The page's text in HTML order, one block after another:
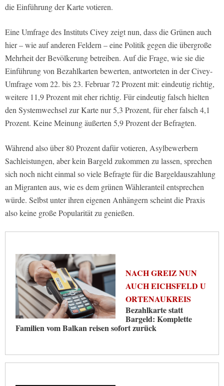
die Einführung der Karte votieren.
Eine Umfrage des Instituts Civey zeigt nun, dass die Grünen auch
hier – wie auf anderen Feldern – eine Politik gegen die übergroße
Mehrheit der Bevölkerung betreiben. Auf die Frage, wie sie die
Einführung von Bezahlkarten bewerten, antworteten in der Civey-
Umfrage vom 22. bis 23. Februar 72 Prozent mit: eindeutig richtig,
weitere 11,9 Prozent mit eher richtig. Für eindeutig falsch hielten
den Systemwechsel zur Karte nur 5,3 Prozent, für eher falsch 4,1
Prozent. Keine Meinung äußerten 5,9 Prozent der Befragten.
Während also über 80 Prozent dafür votieren, Asylbewerbern
Sachleistungen, aber kein Bargeld zukommen zu lassen, sprechen
sich noch nicht einmal so viele Befragte für die Bargeldauszahlung
an Migranten aus, wie es dem grünen Wähleranteil entsprechen
würde. Selbst unter ihren eigenen Anhängern scheint die Praxis
also keine große Popularität zu genießen.
NACH GREIZ NUN
AUCH EICHSFELD U
ORTENAUKREIS
Bezahlkarte statt
Bargeld: Komplette
Familien vom Balkan reisen sofort zurück